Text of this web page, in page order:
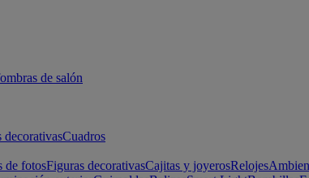
de salón
decorativasCuadros
de fotosFiguras decorativasCajitas y joyerosRelojes